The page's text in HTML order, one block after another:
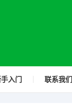
入门 联系我们